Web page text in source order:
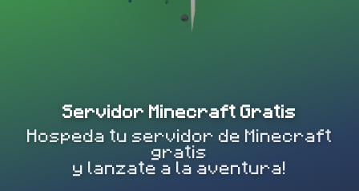
Servidor Minecraft Gratis
Hospeda tu servidor de Minecraft
gratis
y lanzate a la aventura!